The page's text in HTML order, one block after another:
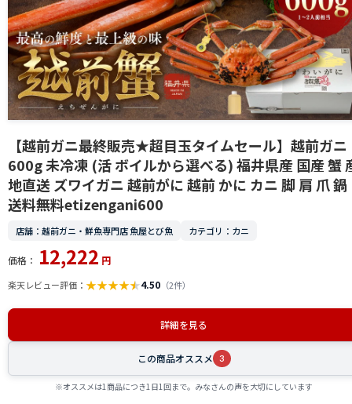
【越前ガニ最終販売★超目玉タイムセール】越前ガニ
600g 未冷凍 (活 ボイルから選べる) 福井県産 国産 蟹
地直送 ズワイガニ 越前がに 越前 かに カニ 脚 肩 爪 鍋
送料無料etizengani600
店舗：越前ガニ・鮮魚専門店 魚屋とび魚 カテゴリ：カニ
価格： 12,222 円
楽天レビュー評価： ★★★★★4.50 （2件）
詳細を見る
この商品オススメ 3
※オススメは1商品につき1日1回まで。みなさんの声を大切にしています